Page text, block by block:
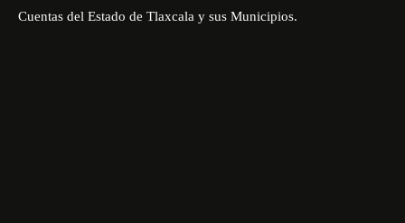
Cuentas del Estado de Tlaxcala y sus Municipios.